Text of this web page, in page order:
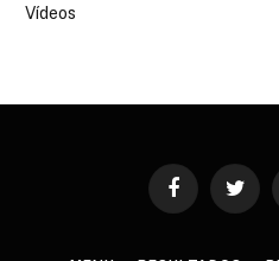
Vídeos
FacebookTwitter